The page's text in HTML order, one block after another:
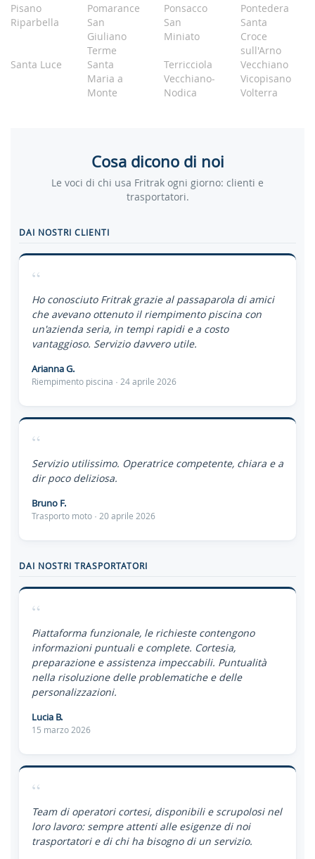
Pisano
Pomarance
Ponsacco
Pontedera
Riparbella
San
Giuliano
Terme
San
Miniato
Santa
Croce
sull'Arno
Santa Luce
Santa
Maria a
Monte
Terricciola
Vecchiano
Vecchiano-
Nodica
Vicopisano
Volterra
Cosa dicono di noi
Le voci di chi usa Fritrak ogni giorno: clienti e
trasportatori.
DAI NOSTRI CLIENTI
“
Ho conosciuto Fritrak grazie al passaparola di amici
che avevano ottenuto il riempimento piscina con
un'azienda seria, in tempi rapidi e a costo
vantaggioso. Servizio davvero utile.
Arianna G.
Riempimento piscina · 24 aprile 2026
“
Servizio utilissimo. Operatrice competente, chiara e a
dir poco deliziosa.
Bruno F.
Trasporto moto · 20 aprile 2026
DAI NOSTRI TRASPORTATORI
“
Piattaforma funzionale, le richieste contengono
informazioni puntuali e complete. Cortesia,
preparazione e assistenza impeccabili. Puntualità
nella risoluzione delle problematiche e delle
personalizzazioni.
Lucia B.
15 marzo 2026
“
Team di operatori cortesi, disponibili e scrupolosi nel
loro lavoro: sempre attenti alle esigenze di noi
trasportatori e di chi ha bisogno di un servizio.